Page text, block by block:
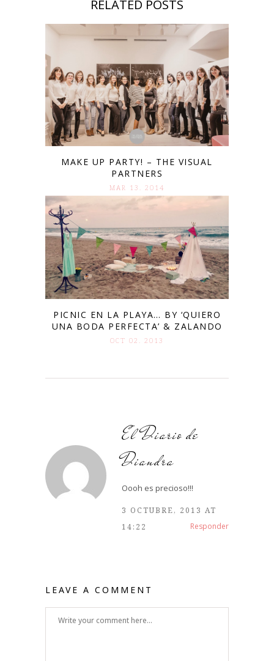
RELATED POSTS
MAKE UP PARTY! – THE VISUAL
PARTNERS
MAR 13. 2014
PICNIC EN LA PLAYA… BY ‘QUIERO
UNA BODA PERFECTA’ & ZALANDO
OCT 02. 2013
El Diario de
Diandra
Oooh es precioso!!!
3 OCTUBRE, 2013 AT
14:22
Responder
LEAVE A COMMENT